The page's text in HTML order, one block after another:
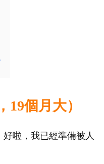
19個月大）
好啦，我已經準備被人